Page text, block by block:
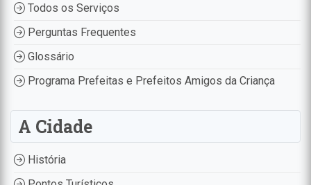
Todos os Serviços
Perguntas Frequentes
Glossário
Programa Prefeitas e Prefeitos Amigos da Criança
A Cidade
História